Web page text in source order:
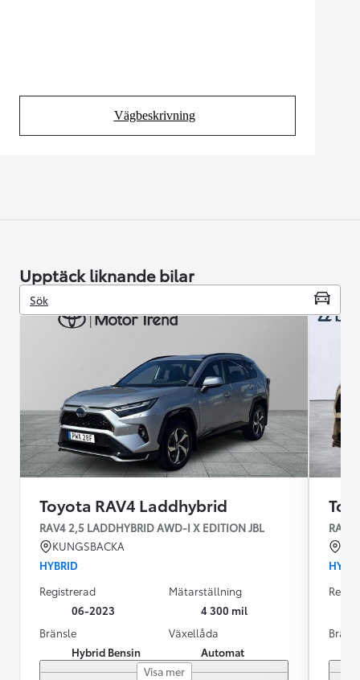
Vägbeskrivning
(Opens in new tab)
Upptäck liknande bilar
Sök
Toyota RAV4 Laddhybrid
RAV4 2,5 LADDHYBRID AWD-I X EDITION JBL
KUNGSBACKA
HYBRID
Registrerad
06-2023
Mätarställning
4 300 mil
Bränsle
Hybrid Bensin
Växellåda
Automat
Visa mer